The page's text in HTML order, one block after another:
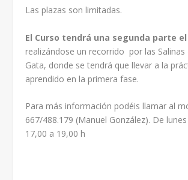
Las plazas son limitadas.
El Curso tendrá una segunda parte
realizándose un recorrido por las Salinas
Gata, donde se tendrá que llevar a la
aprendido en la primera fase.
Para más información podéis llamar al
667/488.179 (Manuel González). De
17,00 a 19,00 h